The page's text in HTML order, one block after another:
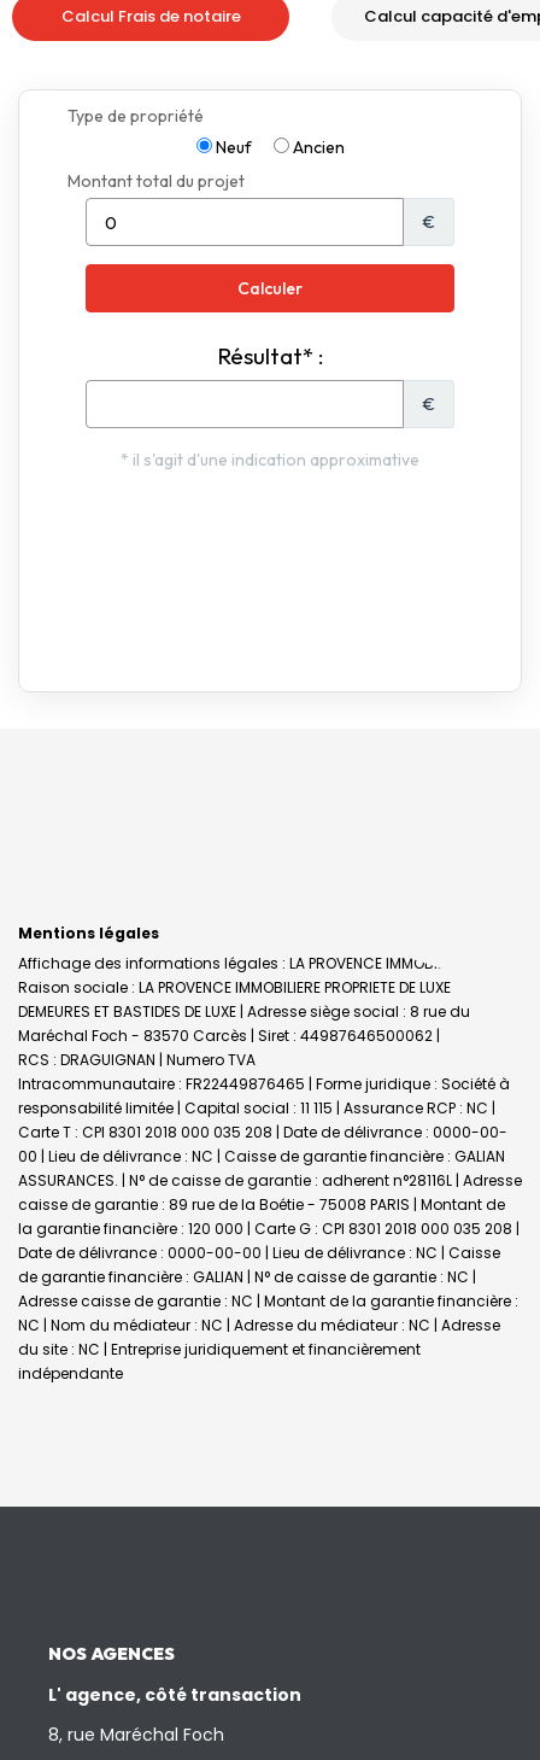
Calcul Frais de notaire Calcul capacité
Mentions légales
Affichage des informations légales : LA PROVENCE IMMOBILIERE |
Raison sociale : LA PROVENCE IMMOBILIERE PROPRIETE DE LUXE
DEMEURES ET BASTIDES DE LUXE | Adresse siège social : 8 rue du
Maréchal Foch - 83570 Carcès | Siret : 44987646500062 |
RCS : DRAGUIGNAN | Numero TVA
Intracommunautaire : FR22449876465 | Forme juridique : Société à
responsabilité limitée | Capital social : 11 115 | Assurance RCP : NC |
Carte T : CPI 8301 2018 000 035 208 | Date de délivrance : 0000-00-
00 | Lieu de délivrance : NC | Caisse de garantie financière : GALIAN
ASSURANCES. | N° de caisse de garantie : adherent n°28116L | Adresse
caisse de garantie : 89 rue de la Boétie - 75008 PARIS | Montant de
la garantie financière : 120 000 | Carte G : CPI 8301 2018 000 035 208 |
Date de délivrance : 0000-00-00 | Lieu de délivrance : NC | Caisse
de garantie financière : GALIAN | N° de caisse de garantie : NC |
Adresse caisse de garantie : NC | Montant de la garantie financière :
NC | Nom du médiateur : NC | Adresse du médiateur : NC | Adresse
du site : NC | Entreprise juridiquement et financièrement
indépendante
NOS AGENCES
L' agence, côté transaction
8, rue Maréchal Foch